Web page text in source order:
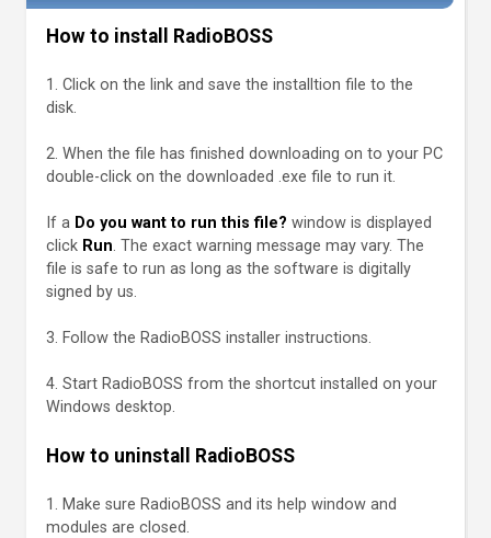
How to install RadioBOSS
1. Click on the link and save the installtion file to the
disk.
2. When the file has finished downloading on to your PC
double-click on the downloaded .exe file to run it.
If a Do you want to run this file? window is displayed
click Run. The exact warning message may vary. The
file is safe to run as long as the software is digitally
signed by us.
3. Follow the RadioBOSS installer instructions.
4. Start RadioBOSS from the shortcut installed on your
Windows desktop.
How to uninstall RadioBOSS
1. Make sure RadioBOSS and its help window and
modules are closed.